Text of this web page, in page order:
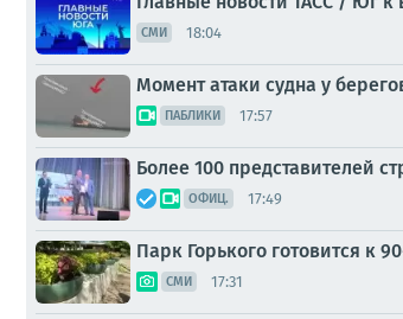
СМИ 18:04
Момент атаки судна у
ПАБЛИКИ 17:57
Более 100 представителей
ОФИЦ. 17:49
Парк Горького готовится к
СМИ 17:31